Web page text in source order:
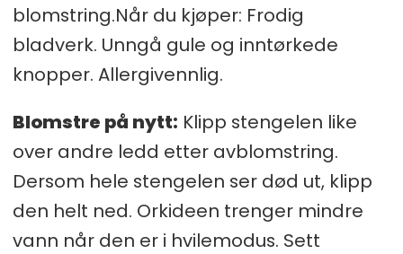
blomstring.Når du kjøper: Frodig
bladverk. Unngå gule og inntørkede
knopper. Allergivennlig.
Blomstre på nytt: Klipp stengelen like
over andre ledd etter avblomstring.
Dersom hele stengelen ser død ut, klipp
den helt ned. Orkideen trenger mindre
vann når den er i hvilemodus. Sett